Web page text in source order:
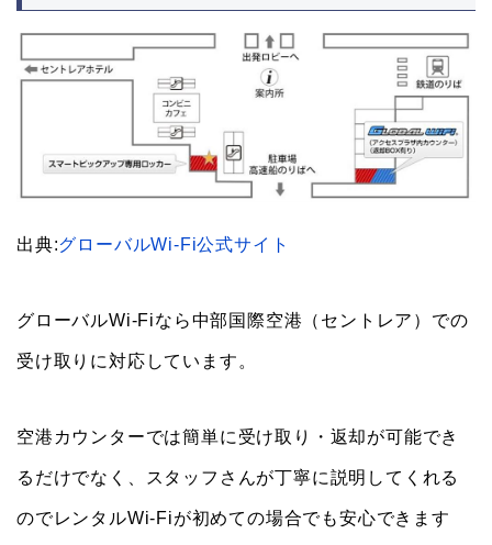
出典:グローバルWi-Fi公式サイト
グローバルWi-Fiなら中部国際空港（セントレア）での
受け取りに対応しています。
空港カウンターでは簡単に受け取り・返却が可能でき
るだけでなく、スタッフさんが丁寧に説明してくれる
のでレンタルWi-Fiが初めての場合でも安心できます